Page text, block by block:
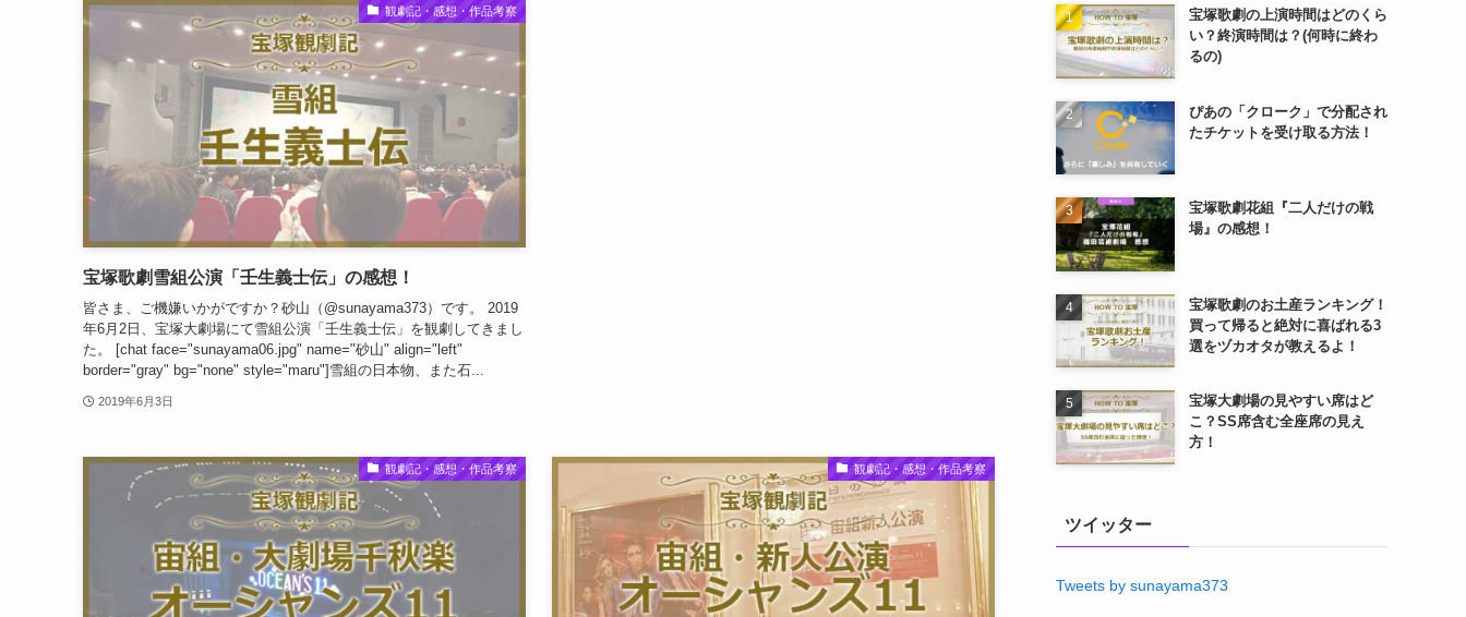
観劇記・感想・作品考察
宝塚歌劇雪組公演「壬生義士伝」の感想！
皆さま、ご機嫌いかがですか？砂山（@sunayama373）です。 2019
年6月2日、宝塚大劇場にて雪組公演「壬生義士伝」を観劇してきまし
た。 [chat face="sunayama06.jpg" name="砂山" align="left"
border="gray" bg="none" style="maru"]雪組の日本物、また石...
2019年6月3日
観劇記・感想・作品考察 観劇記・感想・作品考察
宝塚歌劇の上演時間はどのくら
い？終演時間は？(何時に終わ
るの)
ぴあの「クローク」で分配され
たチケットを受け取る方法！
宝塚歌劇花組『二人だけの戦
場』の感想！
宝塚歌劇のお土産ランキング！
買って帰ると絶対に喜ばれる3
選をヅカオタが教えるよ！
宝塚大劇場の見やすい席はど
こ？SS席含む全座席の見え
方！
ツイッター
Tweets by sunayama373